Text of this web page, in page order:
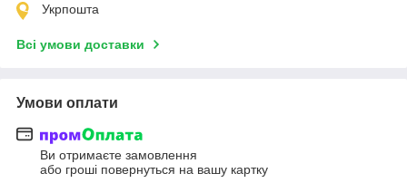
Укрпошта
Всі умови доставки
Умови оплати
Ви отримаєте замовлення
або гроші повернуться на вашу картку